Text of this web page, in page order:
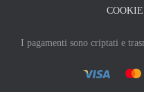
I pagamenti sono criptati e